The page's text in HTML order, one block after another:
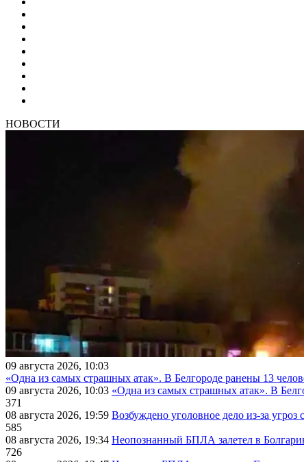
НОВОСТИ
09 августа 2026, 10:03
«Одна из самых страшных атак». В Белгороде ранены 13
09 августа 2026, 10:03 «Одна из самых страшных атак». В
371
08 августа 2026, 19:59 Возбуждено уголовное дело из-за угроз
585
08 августа 2026, 19:34 Неопознанный БПЛА залетел в
726